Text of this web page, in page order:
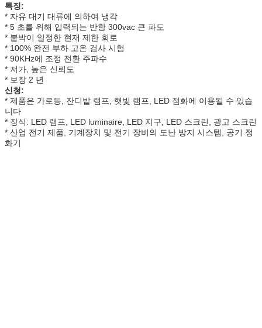
특징:
* 자유 대기 대류에 의하여 냉각
* 5 초를 위해 입력되는 반항 300vac 큰 파도
* 붙박이 일정한 현재 제한 회로
* 100% 완전 부하 고온 검사 시험
* 90KHz에 조정 전환 주파수
* 저가, 높은 신뢰도
* 보장 2 년
신청:
* 제품은 가로등, 잔디밭 램프, 햇빛 램프, LED 점화에 이용될 수 있습
니다
* 장식: LED 램프, LED luminaire, LED 지구, LED 스크린, 광고 스크린
* 산업 전기 제품, 기계장치 및 전기 장비의 도난 방지 시스템, 공기 정
화기